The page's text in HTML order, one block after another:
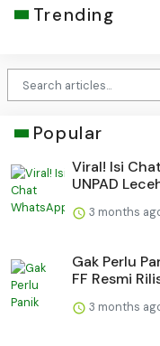
Trending
Popular
Viral! Isi
UNPAD
3 months
Gak Perlu
FF Resmi
3 months